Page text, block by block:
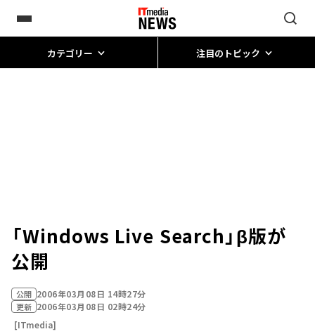
カテゴリー 注目のトピック
「Windows Live Search」β版が
公開
公開 2006年03月08日 14時27分
更新 2006年03月08日 02時24分
[ITmedia]